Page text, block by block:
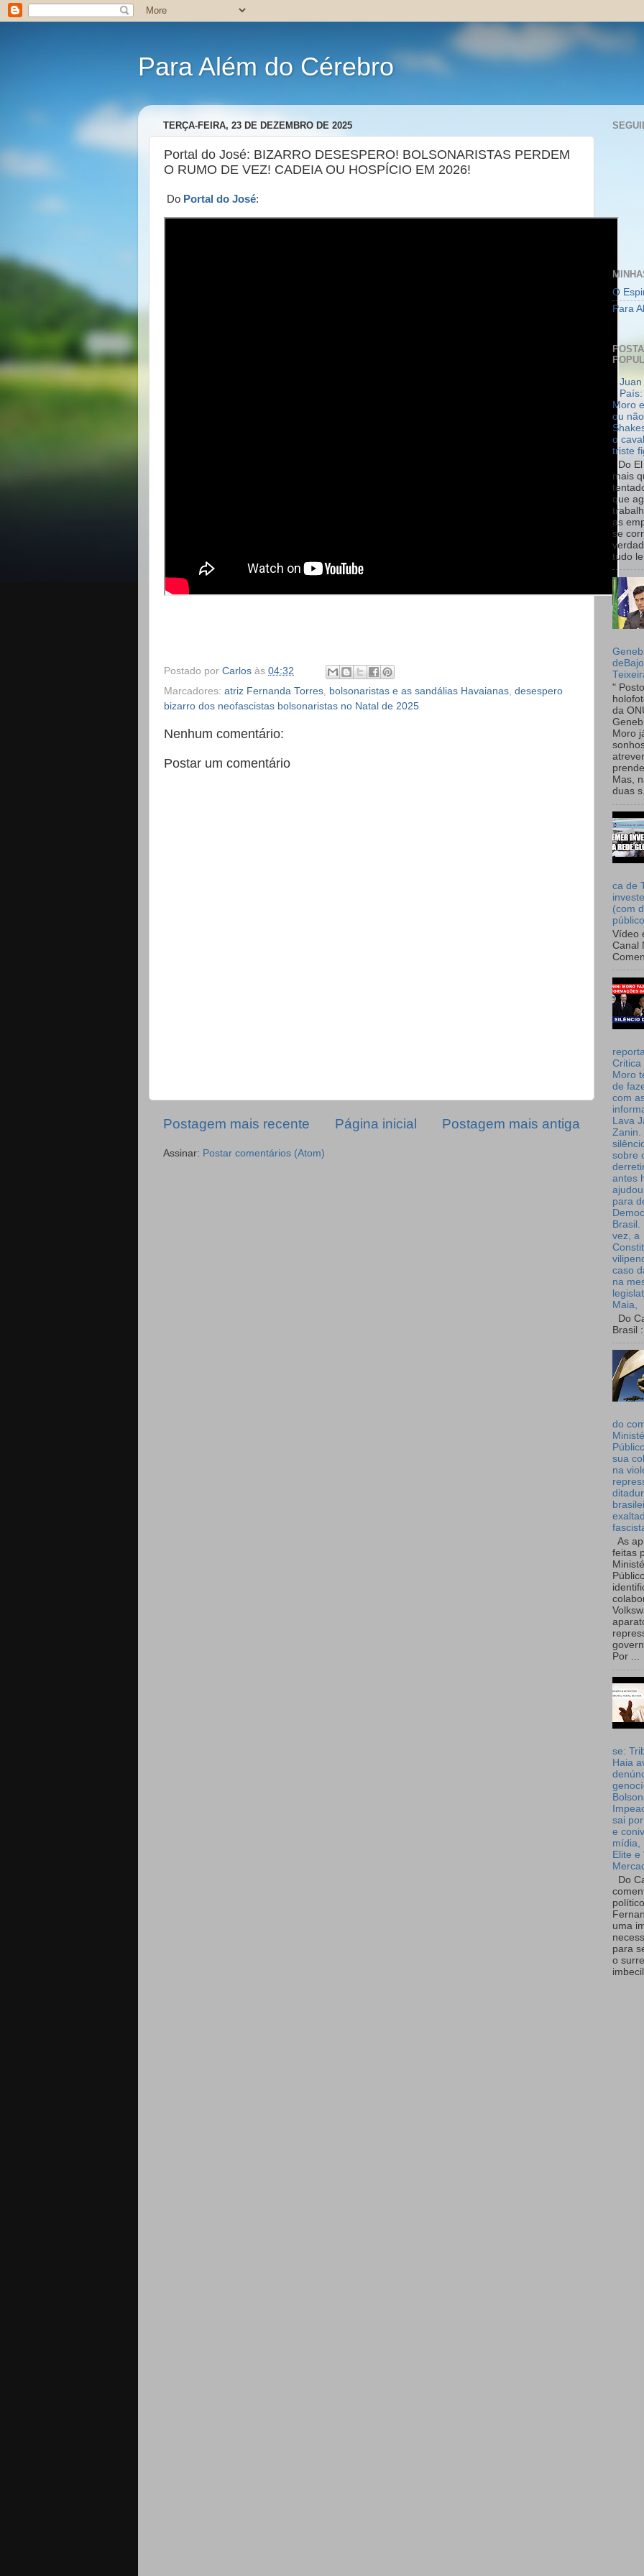
Para Além do Cérebro
TERÇA-FEIRA, 23 DE DEZEMBRO DE 2025
Portal do José: BIZARRO DESESPERO! BOLSONARISTAS PERDEM
O RUMO DE VEZ! CADEIA OU HOSPÍCIO EM 2026!
Do Portal do José:
Postado por Carlos às 04:32
Marcadores: atriz Fernanda Torres, bolsonaristas e as sandálias Havaianas, desespero
bizarro dos neofascistas bolsonaristas no Natal de 2025
Nenhum comentário:
Postar um comentário
Postagem mais recente Postagem mais antiga
Página inicial
Assinar: Postar comentários (Atom)
O
Para
Juan
Moro
ou
o
triste
Do
mais
que
as
se
tudo
"
da
Moro
Mas,
duas
ca de
(com
Vídeo
Canal
Critica
Moro
de
com
Lava
Zanin.
sobre
antes
para
Brasil.
vez, a
caso
na
Maia,
Do
Brasil :
do
sua
na
As
feitas
Por ...
se:
Haia
sai
e
mídia,
Elite e
Do
uma
para
o